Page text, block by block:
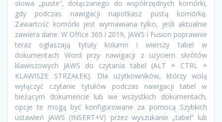
słowa „puste”, dołączanego do współrzędnych komórki,
gdy podczas nawigacji napotkasz pustą komórkę.
Zawartość komórki jest wymawiana tylko, jeśli aktualnie
zawiera dane. W Office 365 i 2019, JAWS i Fusion poprawnie
teraz ogłaszają tytuły kolumn i wierszy tabel w
dokumentach Word przy nawigacji z użyciem skrótów
klawiszowych JAWS do czytania tabel (ALT + CTRL +
KLAWISZE STRZAŁEK). Dla użytkowników, którzy wolą
wyłączyć czytanie tytułów podczas nawigacji tabel w
bieżącym dokumencie lub we wszystkich dokumentach,
opcje te mogą być konfigurowane za pomocą Szybkich
ustawień JAWS (INSERT+V) przez wyszukanie „tabel” lub